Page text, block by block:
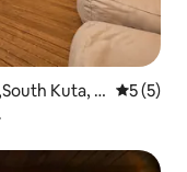
Kuta, D
5 (5)